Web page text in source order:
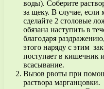
воды). Соберите
за щеку. В случае, если
сделайте 2 столовые
обязана наступить в
благодаря
этого наряду с этим
поступает в кишечник
всасывание.
Вызов рвоты при
раствора